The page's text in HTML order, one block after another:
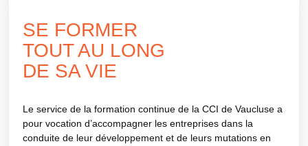
SE FORMER
TOUT AU LONG
DE SA VIE
Le service de laformation continue de la CCI de Vaucluse a
pour vocation d’accompagner les entreprises dans la
conduite de leur développement et de leurs mutations en